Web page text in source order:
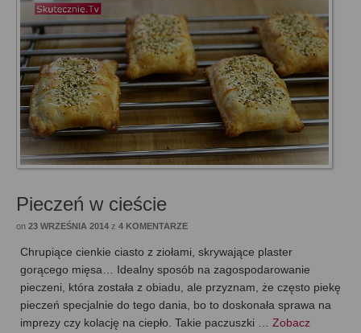
Pieczeń w cieście
on 23 WRZEŚNIA 2014 z 4 KOMENTARZE
Chrupiące cienkie ciasto z ziołami, skrywające plaster
gorącego mięsa… Idealny sposób na zagospodarowanie
pieczeni, która została z obiadu, ale przyznam, że często piekę
pieczeń specjalnie do tego dania, bo to doskonała sprawa na
imprezy czy kolację na ciepło. Takie paczuszki … Zobacz